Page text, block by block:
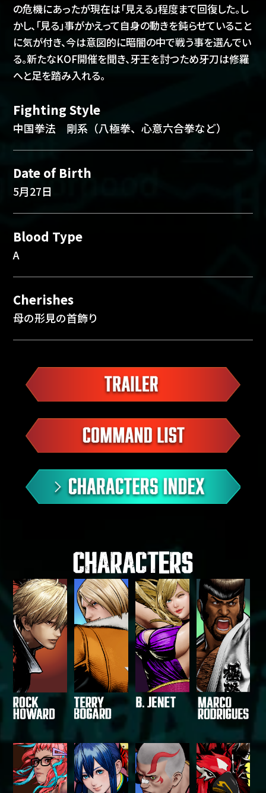
の危機にあったが現在は「見える」程度まで回復した。し
かし、「見る」事がかえって自身の動きを鈍らせていること
に気が付き、今は意図的に暗闇の中で戦う事を選んでい
る。新たなKOF開催を聞き、牙王を討つため牙刀は修羅
へと足を踏み入れる。
Fighting Style
中国拳法 剛系（八極拳、心意六合拳など）
Date of Birth
5月27日
Blood Type
A
Cherishes
母の形見の首飾り